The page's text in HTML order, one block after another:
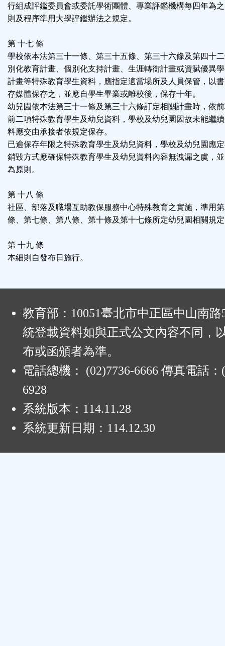
行組成評鑑委員會或委託學術團體、專業評鑑機構每四年為
則及程序準用大學評鑑辦法之規定。
第 十七 條
學校依本法第三十一條、第三十五條、第三十六條及第四十
別化教育計畫、個別化支持計畫、生涯轉銜計畫或資賦優異
計畫等特殊教育學生資料，應指定適當場所及人員保管，以
存媒體保存之，並應自學生畢業或離校後，保存十年。
幼兒園依本法第三十一條及第三十六條訂定相關計畫時，依
前二項特殊教育學生及幼兒資料，學校及幼兒園因故未能繼
料應交由承接者依規定保存。
已逾保存年限之特殊教育學生及幼兒資料，學校及幼兒園應
銷毀方式應確保特殊教育學生及幼兒資料內容無洩漏之虞，
為原則。
第 十八 條
社區、部落及職場互助教保服務中心特殊教育之實施，準用
條、第七條、第八條、第十條及第十七條所定幼兒園相關規
第 十九 條
本細則自發布日施行。
教育部：10051臺北市中正區中山南
統登載資料如與正式公文內容不同，
布或函頒者為準。
電話總機： (02)7736-6666 傳真電話：
6928
系統版本： 114.11.28
系統更新日期： 114.12.30